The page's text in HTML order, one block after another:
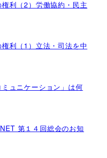
利（2）労働協約・民主
利（1）立法・司法を中
ュニケーション」は何
第１４回総会のお知